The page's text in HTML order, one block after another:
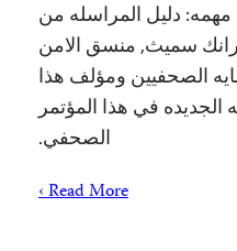
دليل المراسله من
سميث, منسق الامن
الصحفيين ومؤلف هذا
في هذا المؤتمر
الصحفي.
Read More ›